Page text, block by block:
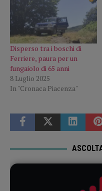
Disperso tra i boschi di
Ferriere, paura per un
fungaiolo di 65 anni
8 Luglio 2025
In "Cronaca Piacenza"